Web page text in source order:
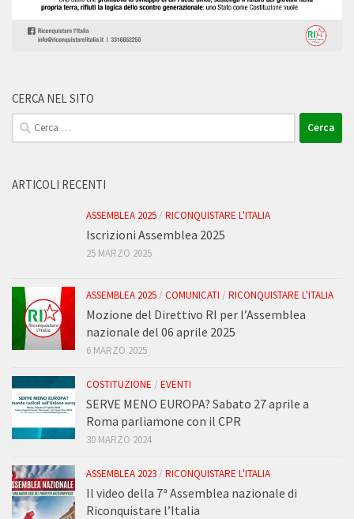
CERCA NEL SITO
Ricerca
per:
ARTICOLI RECENTI
ASSEMBLEA 2025 / RICONQUISTARE L'ITALIA
Iscrizioni Assemblea 2025
25 MARZO 2025
ASSEMBLEA 2025 / COMUNICATI / RICONQUISTARE L'ITALIA
Mozione del Direttivo RI per l’Assemblea
nazionale del 06 aprile 2025
6 MARZO 2025
COSTITUZIONE / EVENTI
SERVE MENO EUROPA? Sabato 27 aprile a
Roma parliamone con il CPR
30 MARZO 2024
ASSEMBLEA 2023 / RICONQUISTARE L'ITALIA
Il video della 7ª Assemblea nazionale di
Riconquistare l’Italia